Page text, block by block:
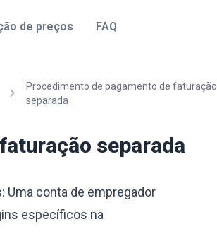
de preços FAQ
Procedimento de pagamento de faturação
separada
separada
Uma conta de empregador
específicos na